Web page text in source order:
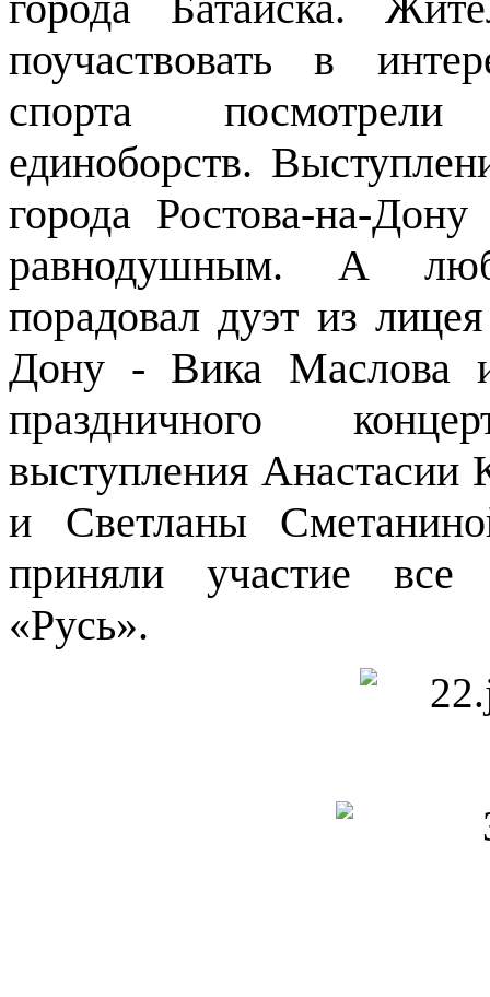
поучаствовать в
спорта
единоборств.
города Ростова-на-
равнодушным. А
порадовал дуэт из
Дону - Вика Маслова
праздничного
выступления
и Светланы
приняли участие все
«Русь».